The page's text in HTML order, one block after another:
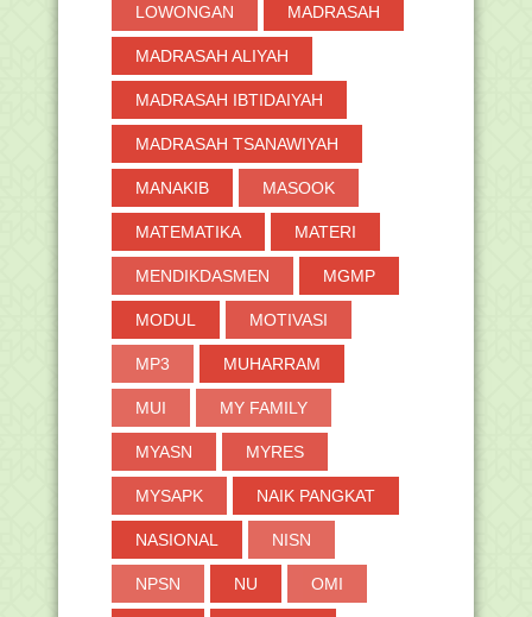
LOWONGAN MADRASAH
MADRASAH ALIYAH
MADRASAH IBTIDAIYAH
MADRASAH TSANAWIYAH
MANAKIB MASOOK
MATEMATIKA MATERI
MENDIKDASMEN MGMP
MODUL MOTIVASI
MP3 MUHARRAM
MUI MY FAMILY
MYASN MYRES
MYSAPK NAIK PANGKAT
NASIONAL NISN
NPSN NU OMI